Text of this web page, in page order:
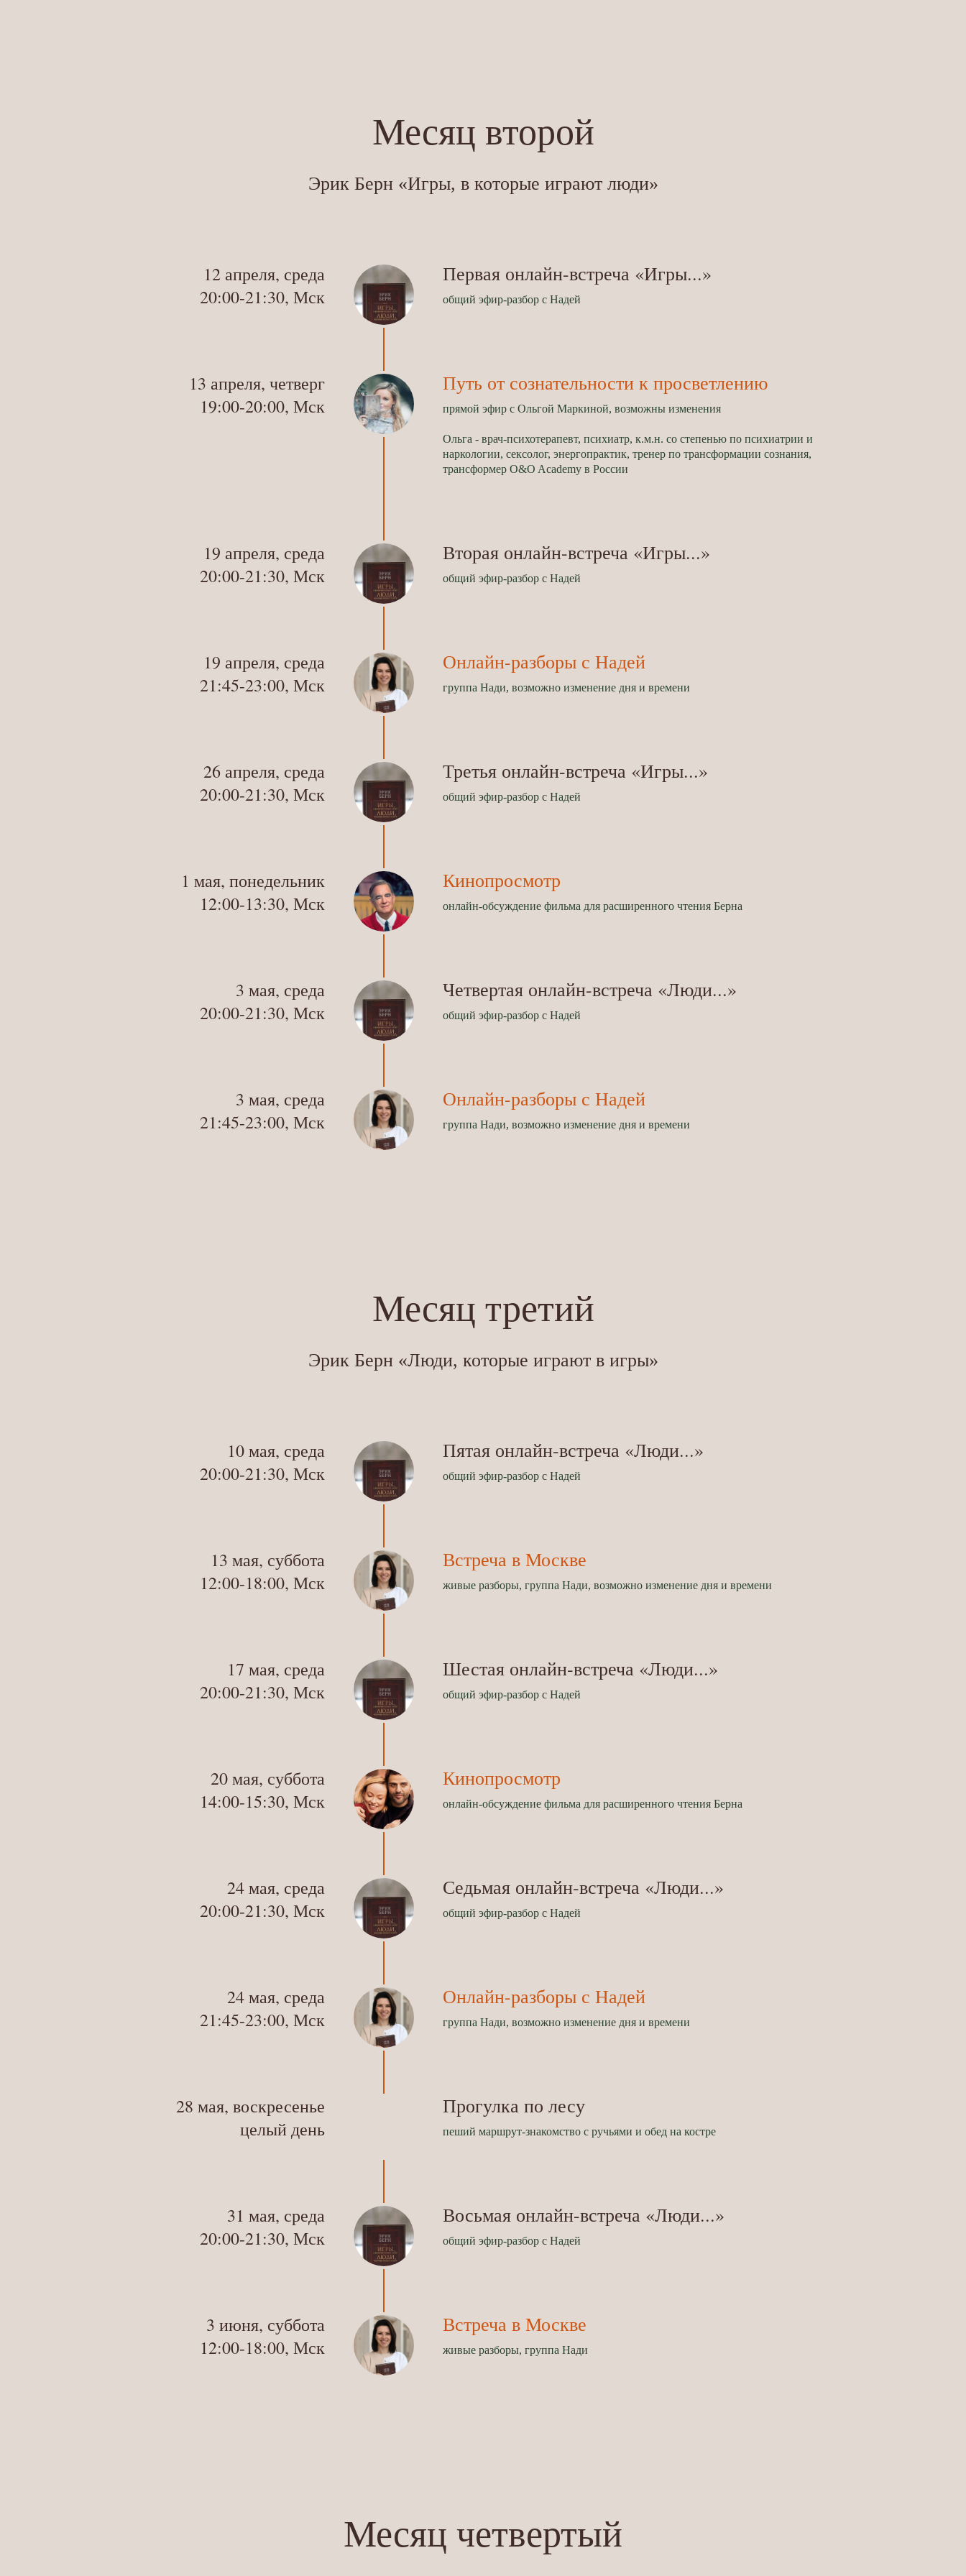
Месяц второй
Эрик Берн «Игры, в которые играют люди»
12 апреля, среда
20:00-21:30, Мск
Первая онлайн-встреча «Игры...»
общий эфир-разбор с Надей
13 апреля, четверг
19:00-20:00, Мск
Путь от сознательности к просветлению
прямой эфир с Ольгой Маркиной, возможны изменения
Ольга - врач-психотерапевт, психиатр, к.м.н. со степенью по психиатрии и
наркологии, сексолог, энергопрактик, тренер по трансформации сознания,
трансформер O&O Academy в России
19 апреля, среда
20:00-21:30, Мск
Вторая онлайн-встреча «Игры...»
общий эфир-разбор с Надей
19 апреля, среда
21:45-23:00, Мск
Онлайн-разборы с Надей
группа Нади, возможно изменение дня и времени
26 апреля, среда
20:00-21:30, Мск
Третья онлайн-встреча «Игры...»
общий эфир-разбор с Надей
1 мая, понедельник
12:00-13:30, Мск
Кинопросмотр
онлайн-обсуждение фильма для расширенного чтения Берна
3 мая, среда
20:00-21:30, Мск
Четвертая онлайн-встреча «Люди...»
общий эфир-разбор с Надей
3 мая, среда
21:45-23:00, Мск
Онлайн-разборы с Надей
группа Нади, возможно изменение дня и времени
Месяц третий
Эрик Берн «Люди, которые играют в игры»
10 мая, среда
20:00-21:30, Мск
Пятая онлайн-встреча «Люди...»
общий эфир-разбор с Надей
13 мая, суббота
12:00-18:00, Мск
Встреча в Москве
живые разборы, группа Нади, возможно изменение дня и времени
17 мая, среда
20:00-21:30, Мск
Шестая онлайн-встреча «Люди...»
общий эфир-разбор с Надей
20 мая, суббота
14:00-15:30, Мск
Кинопросмотр
онлайн-обсуждение фильма для расширенного чтения Берна
24 мая, среда
20:00-21:30, Мск
Седьмая онлайн-встреча «Люди...»
общий эфир-разбор с Надей
24 мая, среда
21:45-23:00, Мск
Онлайн-разборы с Надей
группа Нади, возможно изменение дня и времени
28 мая, воскресенье
целый день
Прогулка по лесу
пеший маршрут-знакомство с ручьями и обед на костре
31 мая, среда
20:00-21:30, Мск
Восьмая онлайн-встреча «Люди...»
общий эфир-разбор с Надей
3 июня, суббота
12:00-18:00, Мск
Встреча в Москве
живые разборы, группа Нади
Месяц четвертый